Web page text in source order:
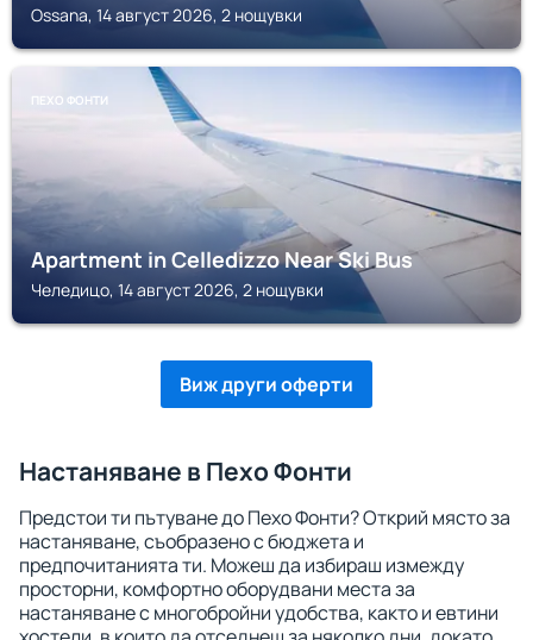
Ossana, 14 август 2026, 2 нощувки
ПЕХО ФОНТИ
Apartment in Celledizzo Near Ski Bus
Челедицо, 14 август 2026, 2 нощувки
Виж други оферти
Настаняване в Пехо Фонти
Предстои ти пътуване до Пехо Фонти? Открий място за
настаняване, съобразено с бюджета и
предпочитанията ти. Можеш да избираш измежду
просторни, комфортно оборудвани места за
настаняване с многобройни удобства, както и евтини